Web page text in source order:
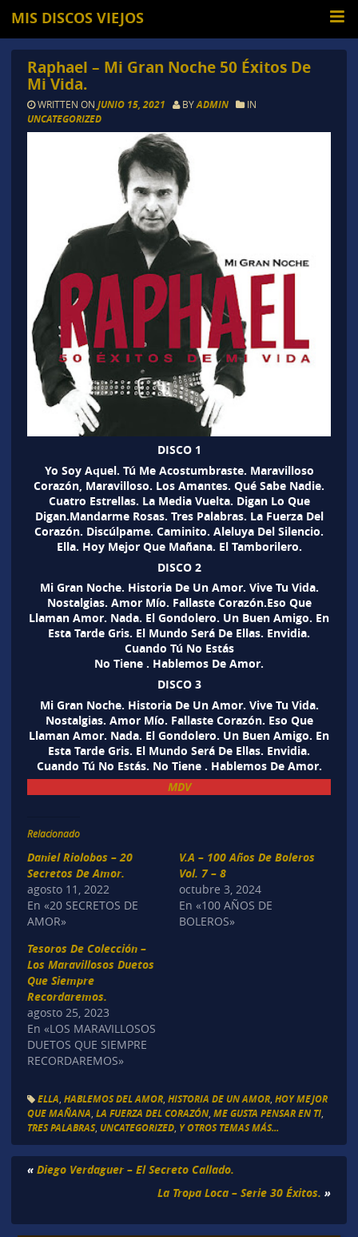
MIS DISCOS VIEJOS
Raphael – Mi Gran Noche 50 Éxitos De
Mi Vida.
WRITTEN ON JUNIO 15, 2021 BYADMIN IN
UNCATEGORIZED
DISCO 1
Yo Soy Aquel. Tú Me Acostumbraste. Maravilloso
Corazón, Maravilloso. Los Amantes. Qué Sabe Nadie.
Cuatro Estrellas. La Media Vuelta. Digan Lo Que
Digan.Mandarme Rosas. Tres Palabras. La Fuerza Del
Corazón. Discúlpame. Caminito. Aleluya Del Silencio.
Ella. Hoy Mejor Que Mañana. El Tamborilero.
DISCO 2
Mi Gran Noche. Historia De Un Amor. Vive Tu Vida.
Nostalgias. Amor Mío. Fallaste Corazón.Eso Que
Llaman Amor. Nada. El Gondolero. Un Buen Amigo. En
Esta Tarde Gris. El Mundo Será De Ellas. Envidia.
Cuando Tú No Estás
No Tiene . Hablemos De Amor.
DISCO 3
Mi Gran Noche. Historia De Un Amor. Vive Tu Vida.
Nostalgias. Amor Mío. Fallaste Corazón. Eso Que
Llaman Amor. Nada. El Gondolero. Un Buen Amigo. En
Esta Tarde Gris. El Mundo Será De Ellas. Envidia.
Cuando Tú No Estás. No Tiene . Hablemos De Amor.
MDV
Relacionado
Daniel Riolobos – 20
Secretos De Amor.
agosto 11, 2022
En «20 SECRETOS DE
AMOR»
V.A – 100 Años De Boleros
Vol. 7 – 8
octubre 3, 2024
En «100 AÑOS DE
BOLEROS»
Tesoros De Colección –
Los Maravillosos Duetos
Que Siempre
Recordaremos.
agosto 25, 2023
En «LOS MARAVILLOSOS
DUETOS QUE SIEMPRE
RECORDAREMOS»
ELLA HABLEMOS DEL AMOR, HISTORIA DE UN AMOR, HOY MEJOR
QUE MAÑANA LA FUERZA DEL CORAZÓN, ME GUSTA PENSAR EN TI,
TRES PALABRAS, UNCATEGORIZED, Y OTROS TEMAS MÁS...
« Diego Verdaguer – El Secreto Callado.
La Tropa Loca – Serie 30 Éxitos. »